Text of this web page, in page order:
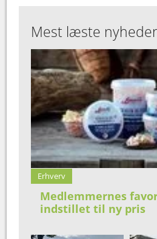
Mest læste
Erhverv
Medlemmernes
indstillet til ny pris